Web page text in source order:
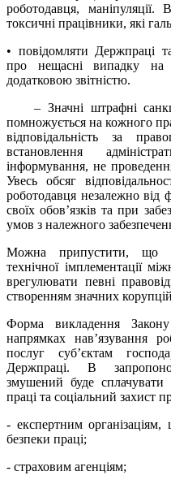
роботодавця,
токсичні працівники, які
• повідомляти Держпраці
про нещасні випадку
додатковою звітністю.
– Значні штрафні
помножується на кожного
відповідальність за
встановлення
інформування, не
Увесь обсяг
роботодавця незалежно від
своїх обов’язків та при
умов з належного
Можна припустити, що
технічної імплементації
врегулювати певні
створенням значних
Форма викладення
напрямках нав’язування
послуг суб’єктам
Держпраці. В
змушений буде
праці та соціальний захист
- експертним організаціям,
безпеки праці;
- страховим агенціям;